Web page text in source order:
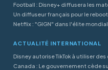
Football : Disney+ diffusera les
Un diffuseur français pour le
Netflix : "GIGN" dans l'élite
ACTUALITÉ INTERNATIONAL
Disney autorise TikTok à utiliser
Canada : Le gouvernement cède